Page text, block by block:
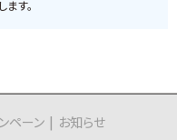
す。
ペーン
お知らせ